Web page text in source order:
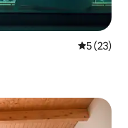
レビュー
5 (23)